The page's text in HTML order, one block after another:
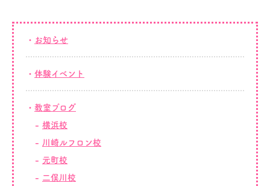
お知らせ
体験イベント
教室ブログ
横浜校
川崎ルフロン校
元町校
二俣川校